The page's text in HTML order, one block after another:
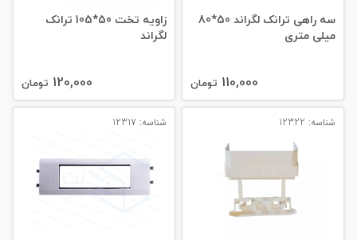
سه راهی ترانک لگراند 50*80
میلی‌ متری
110,000 تومان
زاویه تخت 50*105 ترانک
لگراند
120,000 تومان
شناسه: 12322 شناسه: 12317